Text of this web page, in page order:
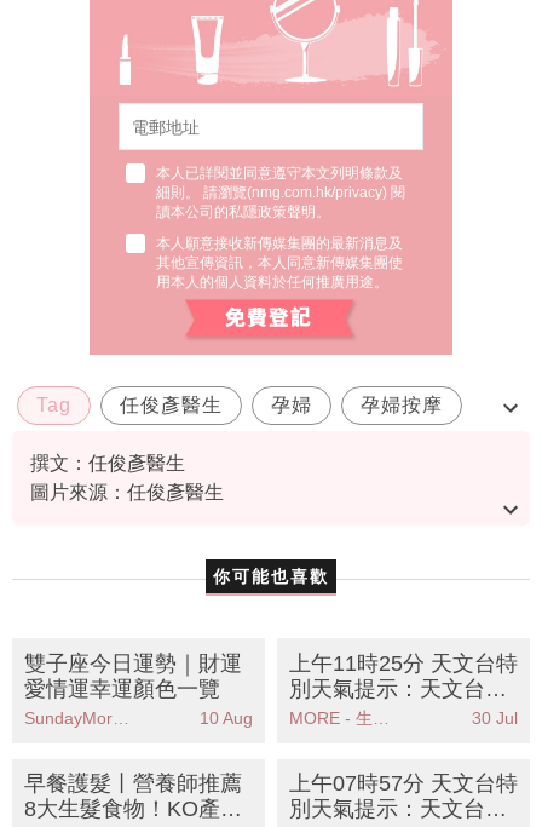
本人已詳閱並同意遵守本文列明條款及
細則。 請瀏覽(nmg.com.hk/privacy) 閱
讀本公司的私隱政策聲明。
本人願意接收新傳媒集團的最新消息及
其他宣傳資訊，本人同意新傳媒集團使
用本人的個人資料於任何推廣用途。
Tag 任俊彥醫生 孕婦 孕婦按摩
懷孕
撰文：任俊彥醫生
圖片來源：任俊彥醫生
你可能也喜歡
雙子座今日運勢｜財運
愛情運幸運顏色一覽
10 Aug
上午11時25分 天文台特
別天氣提示：天文台發
出強陣風警告市民應立
30 Jul
早餐護髮丨營養師推薦
8大生髮食物！KO產後
上午07時57分 天文台特
別天氣提示：天文台改